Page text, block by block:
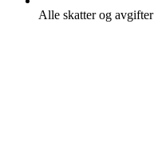
Alle skatter og avgifter